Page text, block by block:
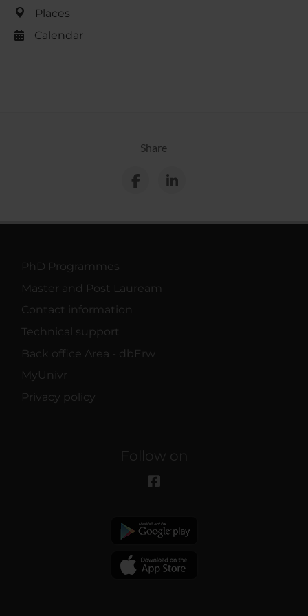
Places
Calendar
Share
PhD Programmes
Master and Post Lauream
Contact information
Technical support
Back office Area - dbErw
MyUnivr
Privacy policy
Follow on